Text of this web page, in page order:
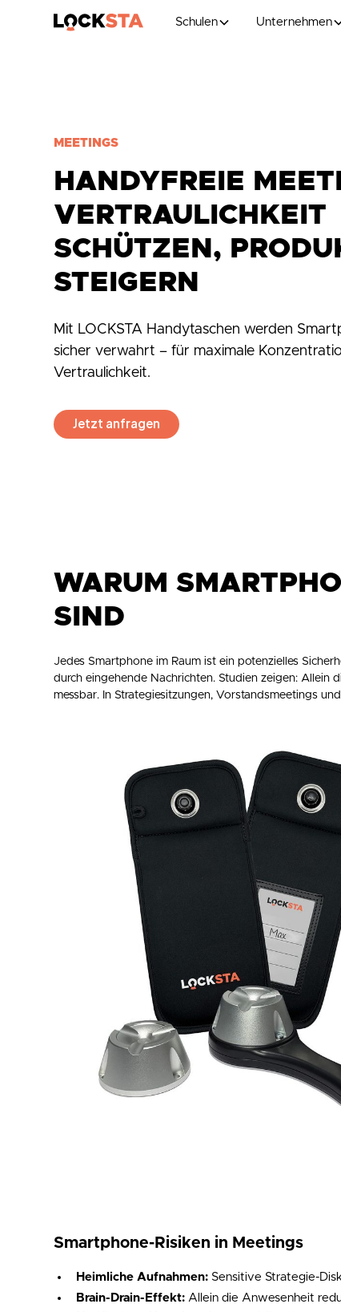
Schulen Unternehmen
MEETINGS
HANDYFREIE
VERTRAULICHKEIT
SCHÜTZEN,
STEIGERN
Mit LOCKSTA Handytaschen werden
sicher verwahrt – für maximale
Vertraulichkeit.
Jetzt anfragen
WARUM
SIND
Jedes Smartphone im Raum ist ein potenzielles
durch eingehende Nachrichten. Studien zeigen: Allein
messbar. In Strategiesitzungen, Vorstandsmeetings
Smartphone-Risiken in Meetings
Heimliche Aufnahmen: Sensitive Strategie-
Brain-Drain-Effekt: Allein die Anwesenheit